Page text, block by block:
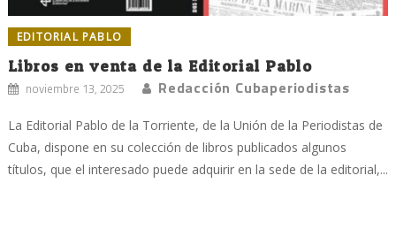
EDITORIAL PABLO
Libros en venta de la Editorial Pablo
noviembre 13, 2025 Redacción Cubaperiodistas
La Editorial Pablo de la Torriente, de la Unión de la Periodistas de
Cuba, dispone en su colección de libros publicados algunos
títulos, que el interesado puede adquirir en la sede de la editorial,...